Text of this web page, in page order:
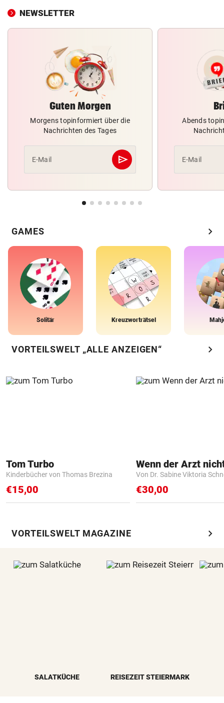
NEWSLETTER
Guten Morgen
Morgens topinformiert über die
Nachrichten des Tages
E-Mail send
Abschicken
Abends
E-Mail
GAMES chevron_right
Solitär Kreuzworträtsel
VORTEILSWELT „ALLE ANZEIGEN“ chevron_right
Tom Turbo
Kinderbücher von Thomas Brezina
€15,00
Von Dr. Sabine Viktoria
€30,00
VORTEILSWELT MAGAZINE chevron_right
SALATKÜCHE REISEZEIT STEIERMARK